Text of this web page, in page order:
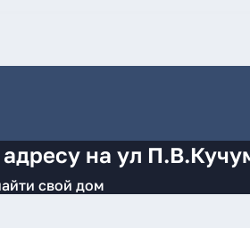
на ул
свой дом